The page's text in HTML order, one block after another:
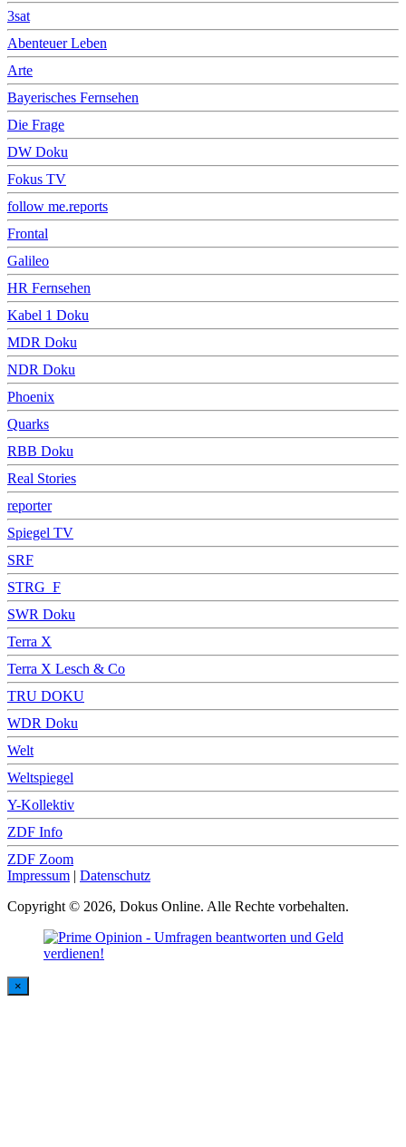
3sat
Abenteuer Leben
Arte
Bayerisches Fernsehen
Die Frage
DW Doku
Fokus TV
follow me.reports
Frontal
Galileo
HR Fernsehen
Kabel 1 Doku
MDR Doku
NDR Doku
Phoenix
Quarks
RBB Doku
Real Stories
reporter
Spiegel TV
SRF
STRG_F
SWR Doku
Terra X
Terra X Lesch & Co
TRU DOKU
WDR Doku
Welt
Weltspiegel
Y-Kollektiv
ZDF Info
ZDF Zoom
Impressum | Datenschutz
Copyright © 2026, Dokus Online. Alle Rechte vorbehalten.
×